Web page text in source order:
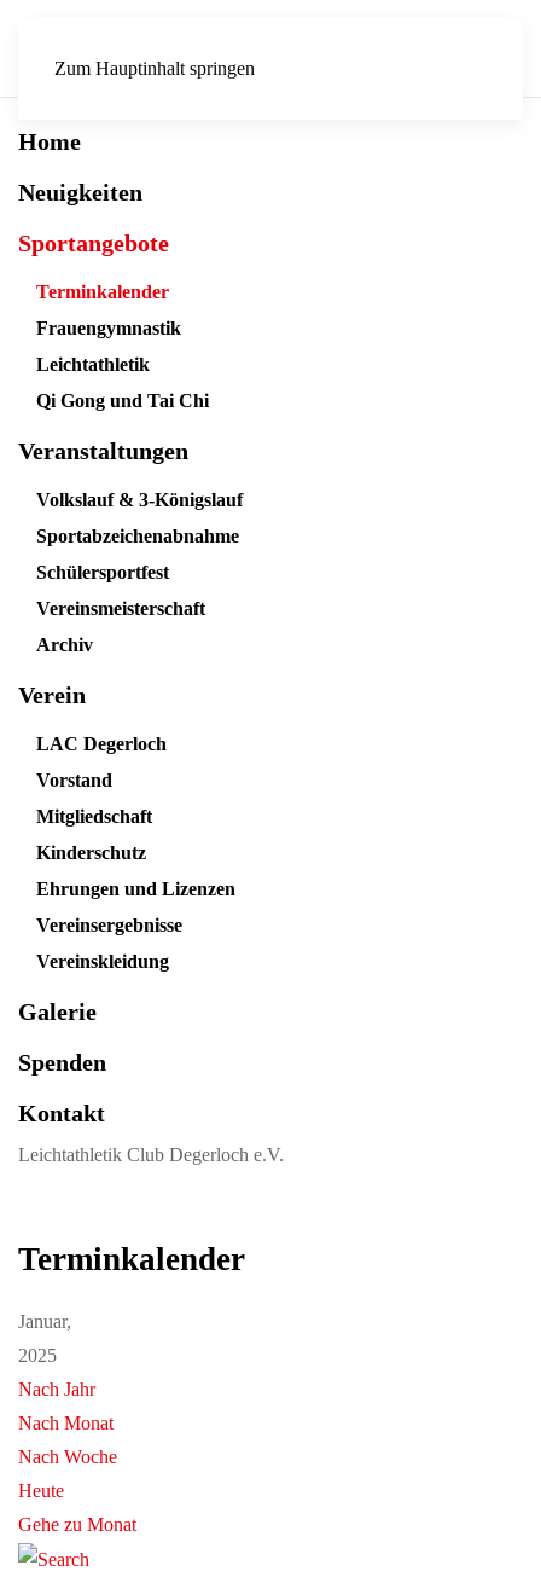
Zum Hauptinhalt springen
Home
Neuigkeiten
Sportangebote
Terminkalender
Frauengymnastik
Leichtathletik
Qi Gong und Tai Chi
Veranstaltungen
Volkslauf & 3-Königslauf
Sportabzeichenabnahme
Schülersportfest
Vereinsmeisterschaft
Archiv
Verein
LAC Degerloch
Vorstand
Mitgliedschaft
Kinderschutz
Ehrungen und Lizenzen
Vereinsergebnisse
Vereinskleidung
Galerie
Spenden
Kontakt
Leichtathletik Club Degerloch e.V.
Terminkalender
Januar,
2025
Nach Jahr
Nach Monat
Nach Woche
Heute
Gehe zu Monat